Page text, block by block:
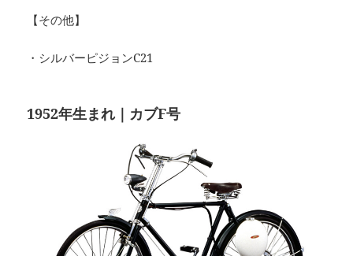
【その他】
・シルバーピジョンC21
1952年生まれ｜カブF号